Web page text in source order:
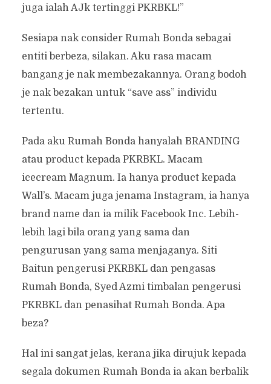
juga ialah AJk tertinggi PKRBKL!”
Sesiapa nak consider Rumah Bonda sebagai
entiti berbeza, silakan. Aku rasa macam
bangang je nak membezakannya. Orang bodoh
je nak bezakan untuk “save ass” individu
tertentu.
Pada aku Rumah Bonda hanyalah BRANDING
atau product kepada PKRBKL. Macam
icecream Magnum. Ia hanya product kepada
Wall’s. Macam juga jenama Instagram, ia hanya
brand name dan ia milik Facebook Inc. Lebih-
lebih lagi bila orang yang sama dan
pengurusan yang sama menjaganya. Siti
Baitun pengerusi PKRBKL dan pengasas
Rumah Bonda, Syed Azmi timbalan pengerusi
PKRBKL dan penasihat Rumah Bonda. Apa
beza?
Hal ini sangat jelas, kerana jika dirujuk kepada
segala dokumen Rumah Bonda ia akan berbalik